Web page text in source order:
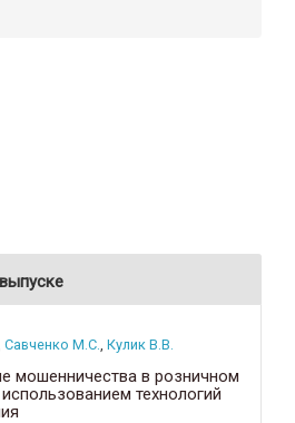
Савченко М.С., Кулик В.В.
мошенничества в розничном
технологий